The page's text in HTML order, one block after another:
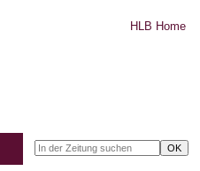
HLB Home